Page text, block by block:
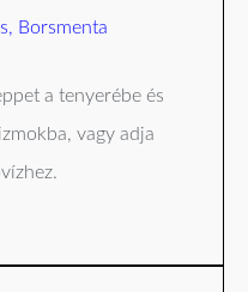
, Borsmenta
a tenyerébe és
vagy adja